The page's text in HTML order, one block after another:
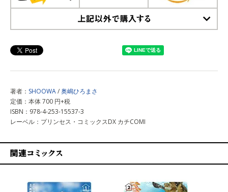
著者： SHOOWA/奥嶋ひろまさ
定価：本体 700 円+税
ISBN：978-4-253-15537-3
レーベル：プリンセス・コミックスDX カチCOMI